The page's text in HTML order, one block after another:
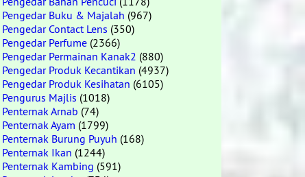
Pengedar Buku & Majalah (967)
Pengedar Contact Lens (350)
Pengedar Perfume (2366)
Pengedar Permainan Kanak2 (880)
Pengedar Produk Kecantikan (4937)
Pengedar Produk Kesihatan (6105)
Pengurus Majlis (1018)
Penternak Arnab (74)
Penternak Ayam (1799)
Penternak Burung Puyuh (168)
Penternak Ikan (1244)
Penternak Kambing (591)